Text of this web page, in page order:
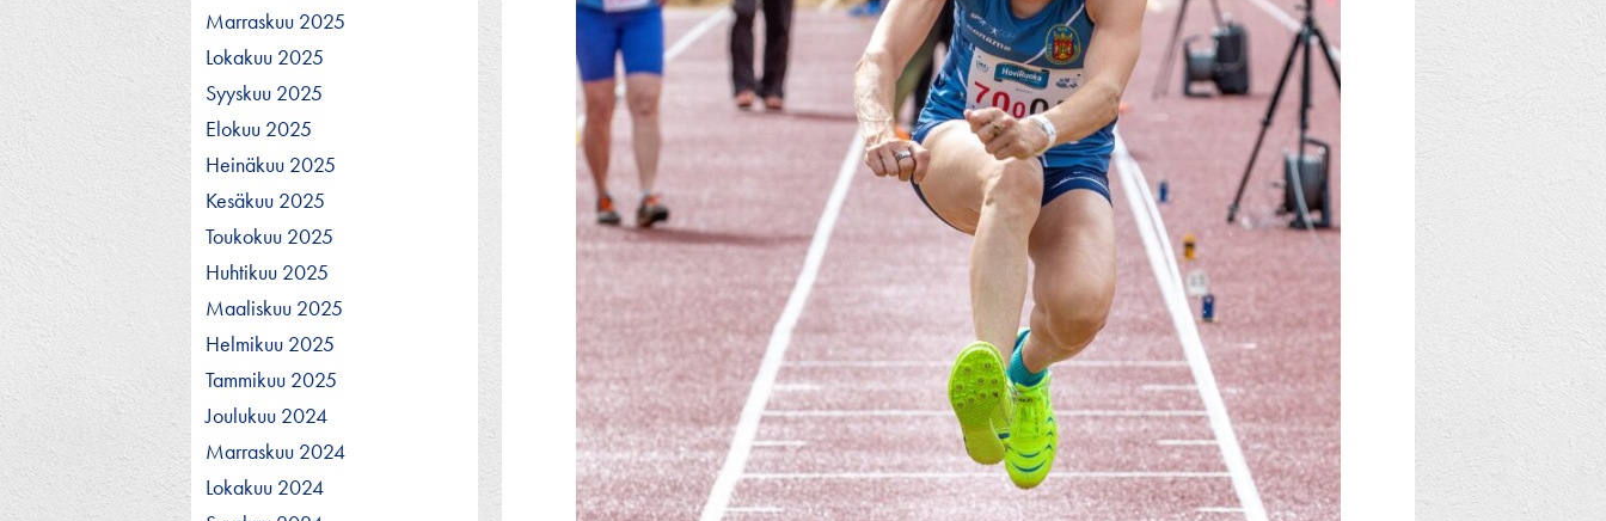
Marraskuu 2025
Lokakuu 2025
Syyskuu 2025
Elokuu 2025
Heinäkuu 2025
Kesäkuu 2025
Toukokuu 2025
Huhtikuu 2025
Maaliskuu 2025
Helmikuu 2025
Tammikuu 2025
Joulukuu 2024
Marraskuu 2024
Lokakuu 2024